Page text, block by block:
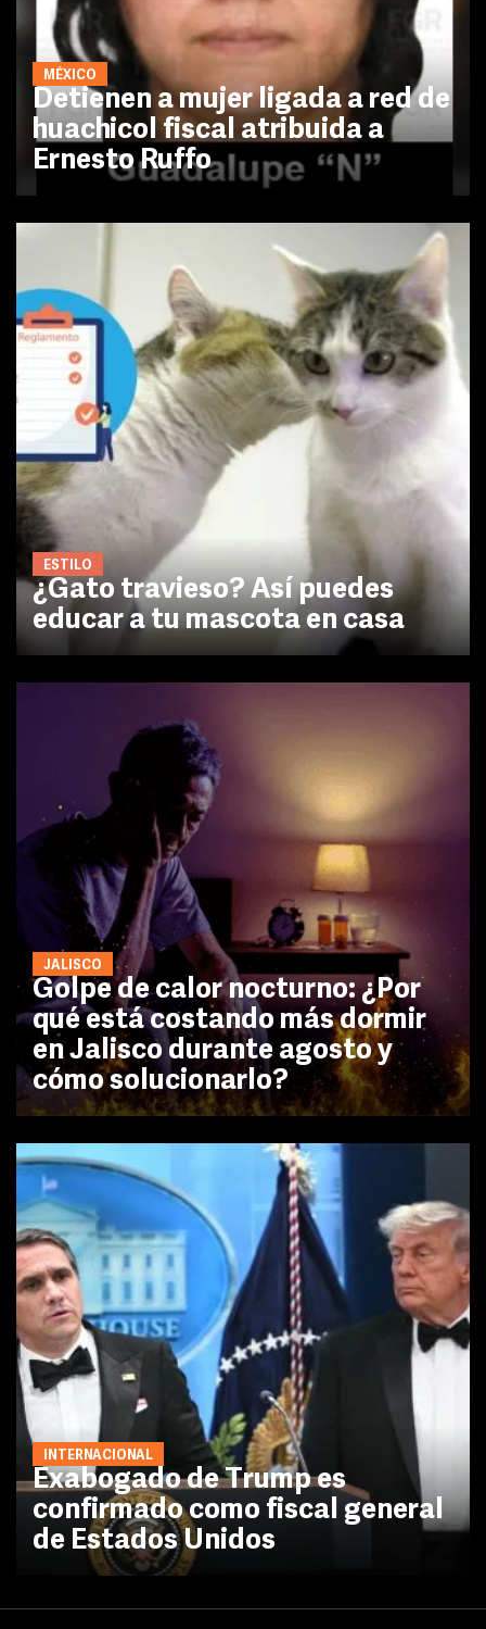
MÉXICO
Detienen a mujer ligada a red de
huachicol fiscal atribuida a
Ernesto Ruffo
ESTILO
¿Gato travieso? Así puedes
educar a tu mascota en casa
JALISCO
Golpe de calor nocturno: ¿Por
qué está costando más dormir
en Jalisco durante agosto y
cómo solucionarlo?
INTERNACIONAL
Exabogado de Trump es
confirmado como fiscal general
de Estados Unidos